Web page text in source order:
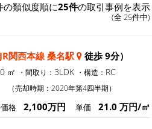
の類似度順に25件の取引事例を表示
(全 25件中)
JR関西本線 桑名駅 徒歩 9分）
㎡ ・間取り： 3LDK ・構造： RC
（売却時期：2020年第4四半期）
格 2,100万円 単価 21.0 万円/㎡